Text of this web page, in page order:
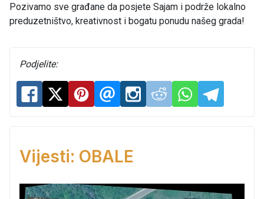
Pozivamo sve građane da posjete Sajam i podrže lokalno
preduzetništvo, kreativnost i bogatu ponudu našeg grada!
Podjelite:
Vijesti: OBALE